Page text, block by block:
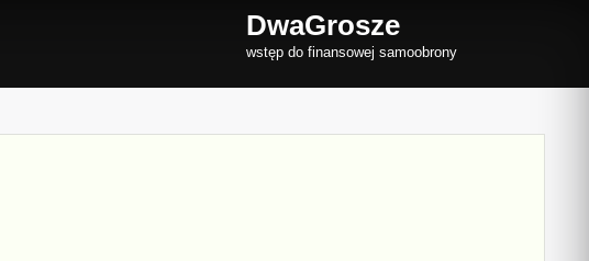
DwaGrosze
wstęp do finansowej samoobrony